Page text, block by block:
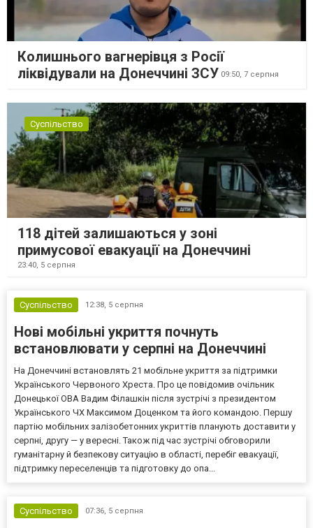
Колишнього вагнерівця з Росії
ліквідували на Донеччині ЗСУ 09:50, 7 серпня
Суспільство
118 дітей залишаються у зоні
примусової евакуації на Донеччині
23:40, 5 серпня
Суспільство 12:38, 5 серпня
Нові мобільні укриття почнуть
встановлювати у серпні на Донеччині
На Донеччині встановлять 21 мобільне укриття за підтримки
Українського Червоного Хреста. Про це повідомив очільник
Донецької ОВА Вадим Філашкін після зустрічі з президентом
Українського ЧХ Максимом Доценком та його командою. Першу
партію мобільних залізобетонних укриттів планують доставити у
серпні, другу — у вересні. Також під час зустрічі обговорили
гуманітарну й безпекову ситуацію в області, перебіг евакуації,
підтримку переселенців та підготовку до опа...
Суспільство 07:36, 5 серпня